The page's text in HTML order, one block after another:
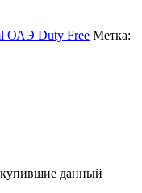
ОАЭ Duty Free Метка:
купившие данный